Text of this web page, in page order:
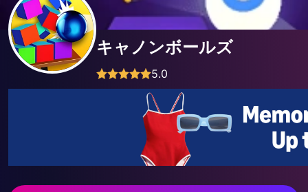
キャノンボールズ
5.0